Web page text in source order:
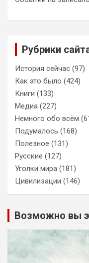
Рубрики
История сейчас (97)
Как это было (424)
Книги (133)
Медиа (227)
Немного обо всём
Подумалось (168)
Полезное (131)
Русские (127)
Уголки мира (181)
Цивилизации (146)
Возможно вы